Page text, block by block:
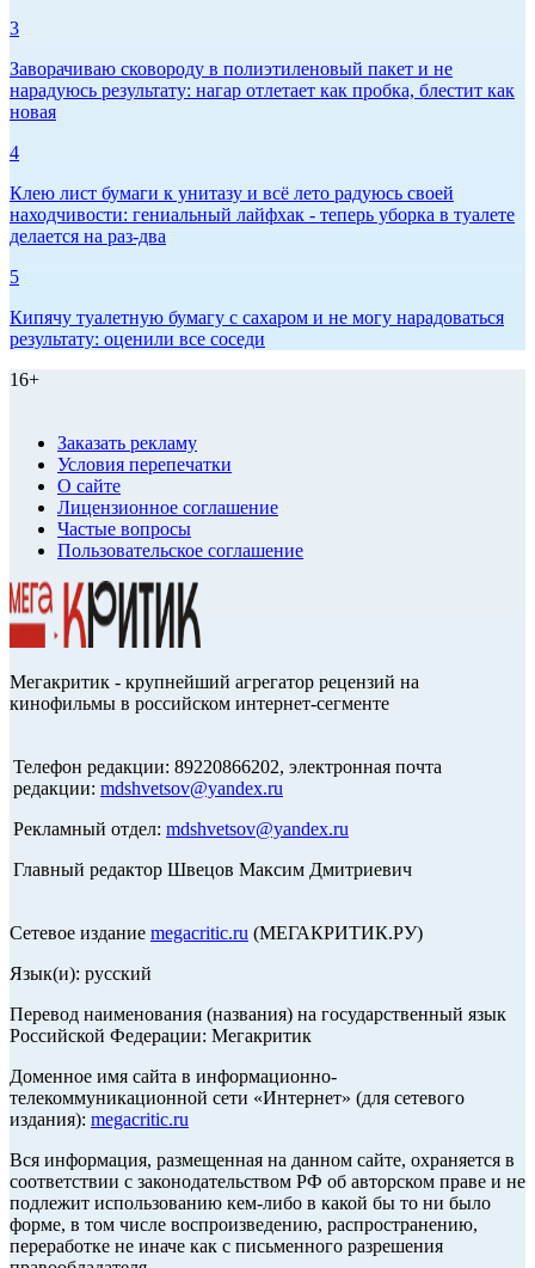
3
Заворачиваю сковороду в полиэтиленовый пакет и не
нарадуюсь результату: нагар отлетает как пробка, блестит как
новая
4
Клею лист бумаги к унитазу и всё лето радуюсь своей
находчивости: гениальный лайфхак - теперь уборка в туалете
делается на раз-два
5
Кипячу туалетную бумагу с сахаром и не могу нарадоваться
результату: оценили все соседи
16+
Заказать рекламу
Условия перепечатки
О сайте
Лицензионное соглашение
Частые вопросы
Пользовательское соглашение
Мегакритик - крупнейший агрегатор рецензий на
кинофильмы в российском интернет-сегменте
Телефон редакции: 89220866202, электронная почта
редакции: mdshvetsov@yandex.ru
Рекламный отдел: mdshvetsov@yandex.ru
Главный редактор Швецов Максим Дмитриевич
Сетевое издание megacritic.ru (МЕГАКРИТИК.РУ)
Язык(и): русский
Перевод наименования (названия) на государственный язык
Российской Федерации: Мегакритик
Доменное имя сайта в информационно-
телекоммуникационной сети «Интернет» (для сетевого
издания): megacritic.ru
Вся информация, размещенная на данном сайте, охраняется в
соответствии с законодательством РФ об авторском праве и не
подлежит использованию кем-либо в какой бы то ни было
форме, в том числе воспроизведению, распространению,
переработке не иначе как с письменного разрешения